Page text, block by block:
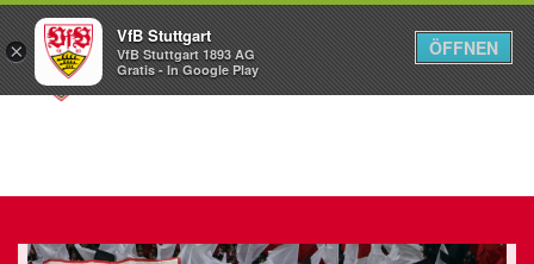
Menü
×
VfB Stuttgart
VfB Stuttgart 1893 AG
Gratis - In Google Play
ÖFFNEN